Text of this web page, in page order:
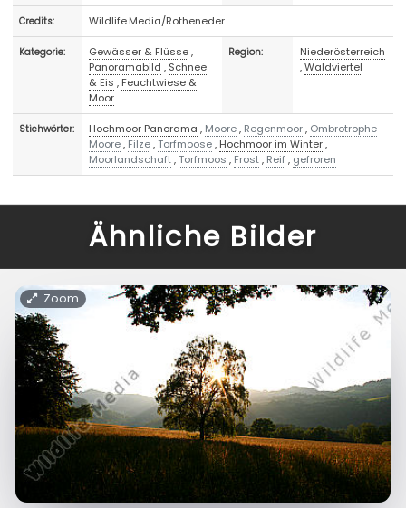
Credits: Wildlife.Media/Rotheneder
Kategorie: Gewässer & Flüsse,
Panoramabild , Schnee
& Eis , Feuchtwiese &
Moor
Region:
Niederösterreich
,Waldviertel
Stichwörter: Hochmoor Panorama , Moore, Regenmoor, Ombrotrophe
Moore, Filze,Torfmoose, Hochmoor im Winter,
Moorlandschaft,Torfmoos , Frost, Reif, gefroren
Ähnliche Bilder
Zoom